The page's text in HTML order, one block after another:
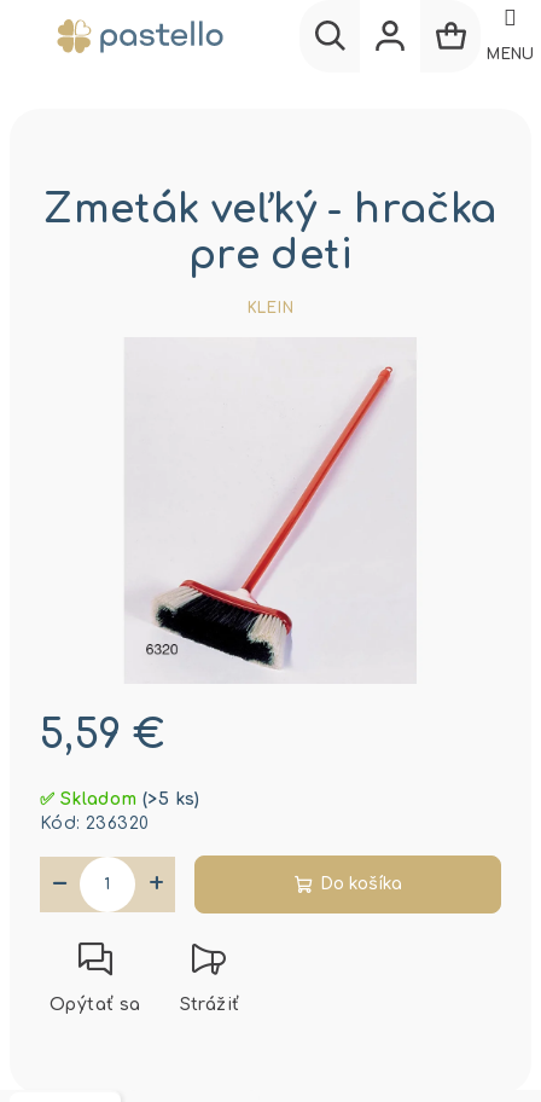
MENU
5,59 €
cena:
✅ Skladom(>5 ks)
Kód: 236320
+
− Do košíka
Opýtať sa Strážiť
Zmeták veľký - hračka
pre deti
KLEIN